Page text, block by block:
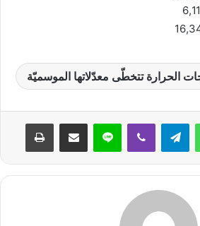
تتخطّى معدّلاتها الموسميّة
واتساب تيلقرام ڤايبر لاين مشاركة عبر البريد طباعة